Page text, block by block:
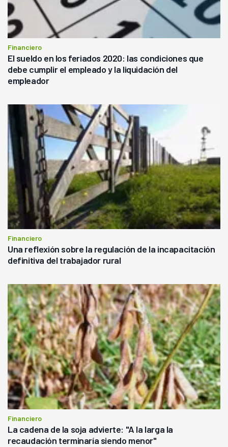
Financiero
El sueldo en los feriados 2020: las condiciones que
debe cumplir el empleado y la liquidación del
empleador
Financiero
Una reflexión sobre la regulación de la incapacitación
definitiva del trabajador rural
Financiero
La cadena de la soja advierte: "A la larga la
recaudación terminaría siendo menor"